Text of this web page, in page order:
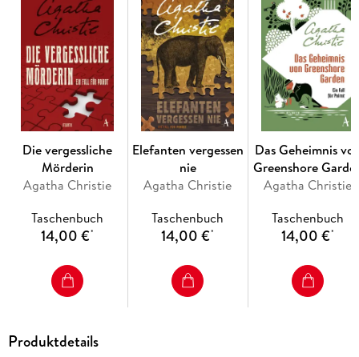
Für M. E. L. M. Arpachiya, 1933
Teil 1 Die Tatsachen
Teil 2 Die Zeugen
Teil 3 Hercule Poirot lehnt sich zurück und denkt
Über Agatha Christie
Impressum
Die vergessliche
Mörderin
Agatha Christie
Taschenbuch
14,00 €*
Elefanten vergessen
nie
Agatha Christie
Taschenbuch
14,00 €*
Das Geheimnis
Greenshore
Agatha Christie
Taschenbuch
14,00 €*
Produktdetails